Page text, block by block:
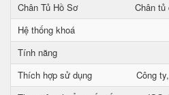
Chân Tủ Hồ Sơ
Chân tủ
Hệ thống khoá
Tính năng
Thích hợp sử dụng
Công